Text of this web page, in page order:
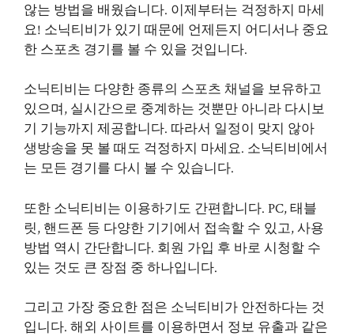
않는 방법을 배웠습니다. 이제부터는 걱정하지 마세
요! 소닉티비가 있기 때문에 언제든지 어디서나 중요
한 스포츠 경기를 볼 수 있을 것입니다.
소닉티비는 다양한 종류의 스포츠 채널을 보유하고
있으며, 실시간으로 중계하는 것뿐만 아니라 다시보
기 기능까지 제공합니다. 따라서 일정이 맞지 않아
생방송을 못 볼 때도 걱정하지 마세요. 소닉티비에서
는 모든 경기를 다시 볼 수 있습니다.
또한 소닉티비는 이용하기도 간편합니다. PC, 태블
릿, 핸드폰 등 다양한 기기에서 접속할 수 있고, 사용
방법 역시 간단합니다. 회원 가입 후 바로 시청할 수
있는 것도 큰 장점 중 하나입니다.
그리고 가장 중요한 점은 소닉티비가 안전하다는 것
입니다. 해외 사이트를 이용하면서 정보 유출과 같은